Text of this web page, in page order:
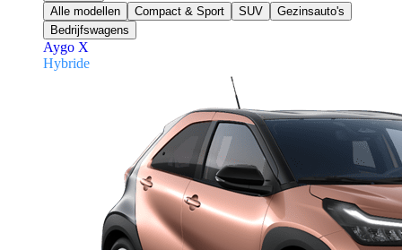
Alle modellen
Compact & Sport SUV
Gezinsauto's
Bedrijfswagens
Aygo X
Hybride